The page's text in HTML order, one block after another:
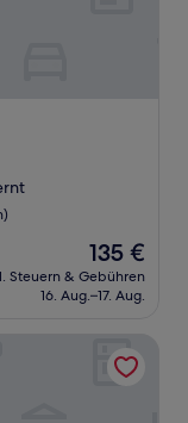
Der
Preis
beträgt
135 €
Steuern & Gebühren
16. Aug.–17. Aug.